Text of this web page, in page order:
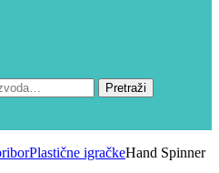
Pretraži
Plastične igračkeHand Spinner